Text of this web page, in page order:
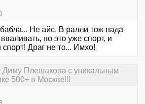
бабла... Не айс. В ралли тож нада
но это уже спорт, и
Драг не то... Имхо!
Диму Плешакова с уникальным
500+ в Москве!!!